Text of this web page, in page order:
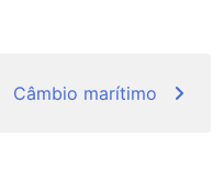
Câmbio marítimo